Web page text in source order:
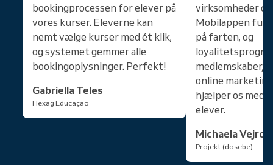
bookingprocessen for elever på
vores kurser. Eleverne kan
nemt vælge kurser med ét klik,
og systemet gemmer alle
bookingoplysninger. Perfekt!
Gabriella Teles
Hexag Educação
virksomheder
Mobilappen
på farten, og
medlemskaber,
online
hjælper os med
elever.
Michaela
Projekt (dosebe)